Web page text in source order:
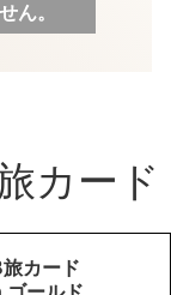
ん。
カード
カード